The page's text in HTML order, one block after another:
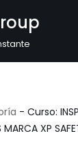
- Curso:
XP